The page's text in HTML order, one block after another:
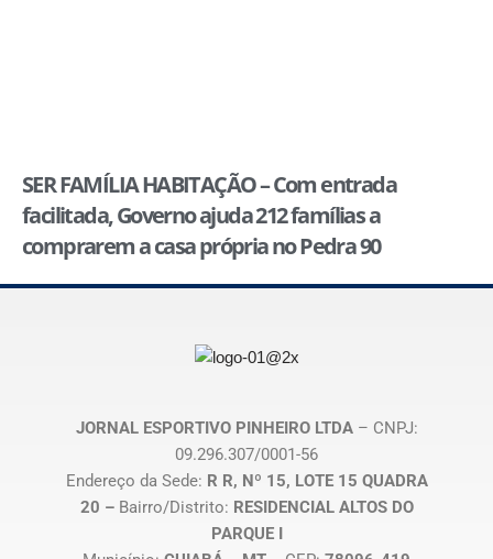
SER FAMÍLIA HABITAÇÃO – Com entrada
facilitada, Governo ajuda 212 famílias a
comprarem a casa própria no Pedra 90
JORNAL ESPORTIVO PINHEIRO LTDA– CNPJ:
09.296.307/0001-56
Endereço da Sede: R R, Nº 15, LOTE 15 QUADRA
20 – Bairro/Distrito: RESIDENCIAL ALTOS DO
PARQUE I